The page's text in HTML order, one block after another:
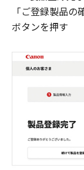
「ご登録製品の
ボタンを押す